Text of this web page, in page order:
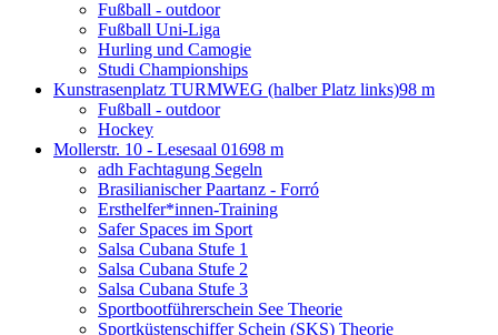
Fußball - outdoor
Fußball Uni-Liga
Hurling und Camogie
Studi Championships
Kunstrasenplatz TURMWEG (halber Platz links)98 m
Fußball - outdoor
Hockey
Mollerstr. 10 - Lesesaal 01698 m
adh Fachtagung Segeln
Brasilianischer Paartanz - Forró
Ersthelfer*innen-Training
Safer Spaces im Sport
Salsa Cubana Stufe 1
Salsa Cubana Stufe 2
Salsa Cubana Stufe 3
Sportbootführerschein See Theorie
Sportküstenschiffer Schein (SKS) Theorie